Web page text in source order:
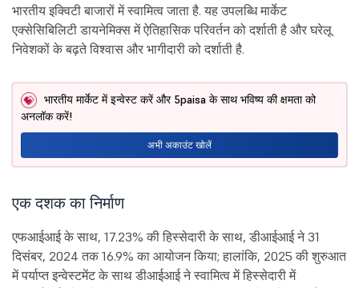
भारतीय इक्विटी बाजारों में स्वामित्व जाता है. यह उपलब्धि मार्केट
एक्सेसिबिलिटी डायनेमिक्स में ऐतिहासिक परिवर्तन को दर्शाती है और घरेलू
निवेशकों के बढ़ते विश्वास और भागीदारी को दर्शाती है.
भारतीय मार्केट में इन्वेस्ट करें और 5paisa के साथ भविष्य की क्षमता को
अनलॉक करें!
अभी अकाउंट खोलें
एक दशक का निर्माण
एफआईआई के साथ, 17.23% की हिस्सेदारी के साथ, डीआईआई ने 31
दिसंबर, 2024 तक 16.9% का आयोजन किया; हालांकि, 2025 की शुरुआत
में पर्याप्त इन्वेस्टमेंट के साथ डीआईआई ने स्वामित्व में हिस्सेदारी में